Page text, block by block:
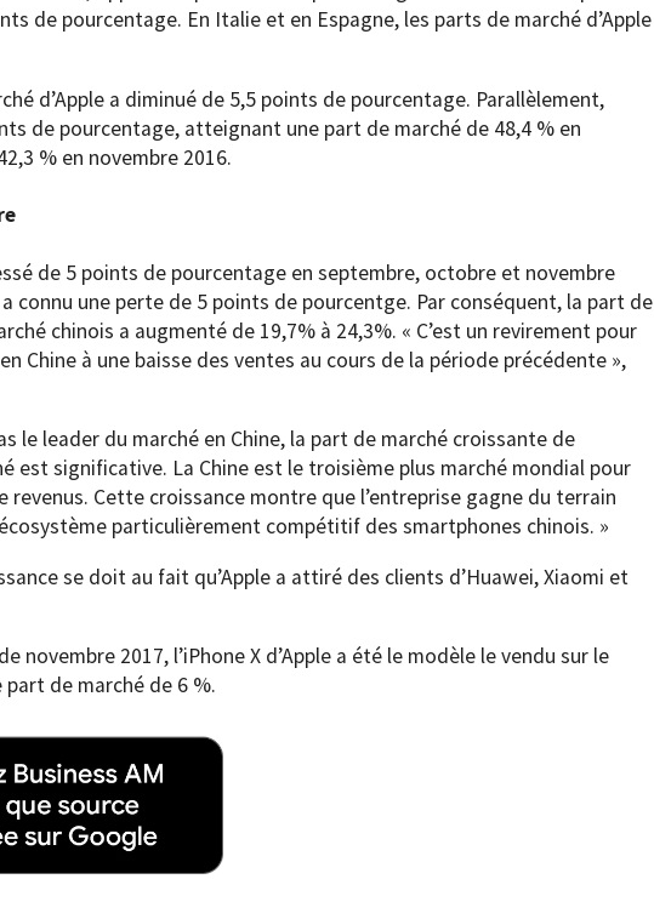
de pourcentage. En Italie et en Espagne, les parts de marché d’Apple
d’Apple a diminué de 5,5 points de pourcentage. Parallèlement,
de pourcentage, atteignant une part de marché de 48,4 % en
% en novembre 2016.
de 5 points de pourcentage en septembre, octobre et novembre
connu une perte de 5 points de pourcentge. Par conséquent, la part de
chinois a augmenté de 19,7% à 24,3%. « C’est un revirement pour
Chine à une baisse des ventes au cours de la période précédente »,
le leader du marché en Chine, la part de marché croissante de
est significative. La Chine est le troisième plus marché mondial pour
revenus. Cette croissance montre que l’entreprise gagne du terrain
particulièrement compétitif des smartphones chinois. »
se doit au fait qu’Apple a attiré des clients d’Huawei, Xiaomi et
novembre 2017, l’iPhone X d’Apple a été le modèle le vendu sur le
part de marché de 6 %.